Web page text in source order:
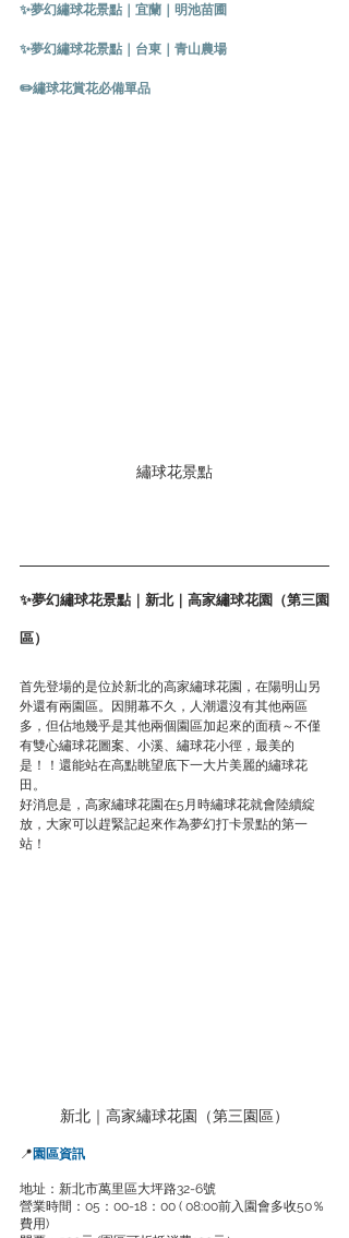
✨夢幻繡球花景點｜宜蘭｜明池苗圃
✨夢幻繡球花景點｜台東｜青山農場
✏️繡球花賞花必備單品
繡球花景點
✨夢幻繡球花景點｜新北｜高家繡球花園（第三園
區）
首先登場的是位於新北的高家繡球花園，在陽明山另
外還有兩園區。因開幕不久，人潮還沒有其他兩區
多，但佔地幾乎是其他兩個園區加起來的面積～不僅
有雙心繡球花圖案、小溪、繡球花小徑，最美的
是！！還能站在高點眺望底下一大片美麗的繡球花
田。
好消息是，高家繡球花園在5月時繡球花就會陸續綻
放，大家可以趕緊記起來作為夢幻打卡景點的第一
站！
新北｜高家繡球花園（第三園區）
📍 園區資訊
地址：新北市萬里區大坪路32-6號
營業時間：05：00-18：00 ( 08:00前入園會多收50％
費用)